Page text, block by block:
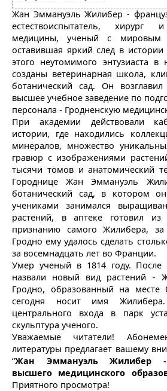
Жан Эммануэль Жилибер -
естествоиспытатель,
медицины, ученый с мировым
оставившая яркий след в
этого неутомимого энтузиаста
созданы ветеринарная школа,
ботанический сад. Он
высшее учебное заведение по
персонала - Гродненскую
При академии действовали
истории, где находились
минералов, множество
гравюр с изображениями
тысячи томов и анатомический
Городнице Жан Эммануэль
ботанический сад, в котором
учениками занимался
растений, в аптеке готовил
признанию самого Жилибера,
Гродно ему удалось сделать
за восемнадцать лет во Франции.
Умер ученый в 1814 году. После
назвали новый вид растений -
Гродно, образованный на месте
сегодня носит имя
центрального входа в парк
скульптура ученого.
Уважаемые читатели!
литературы предлагает вашему
“Жан Эммануэль Жилибер -
высшего медицинского
Приятного просмотра!